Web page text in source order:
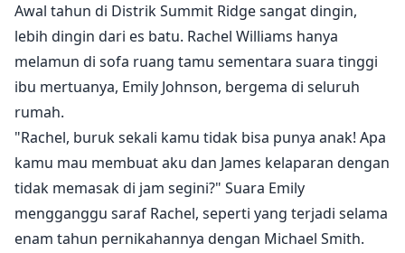
Awal tahun di Distrik Summit Ridge sangat dingin,
lebih dingin dari es batu. Rachel Williams hanya
melamun di sofa ruang tamu sementara suara tinggi
ibu mertuanya, Emily Johnson, bergema di seluruh
rumah.
"Rachel, buruk sekali kamu tidak bisa punya anak! Apa
kamu mau membuat aku dan James kelaparan dengan
tidak memasak di jam segini?" Suara Emily
mengganggu saraf Rachel, seperti yang terjadi selama
enam tahun pernikahannya dengan Michael Smith.